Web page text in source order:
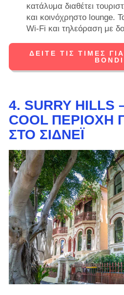
κατάλυμα διαθέτει
και κοινόχρηστο lounge.
Wi-Fi και τηλεόραση με
ΔΕΊΤΕ ΤΙΣ ΤΙΜΈΣ
BONDI
4. SURRY HILLS
COOL ΠΕΡΙΟΧΉ
ΣΤΟ ΣΊΔΝΕΪ